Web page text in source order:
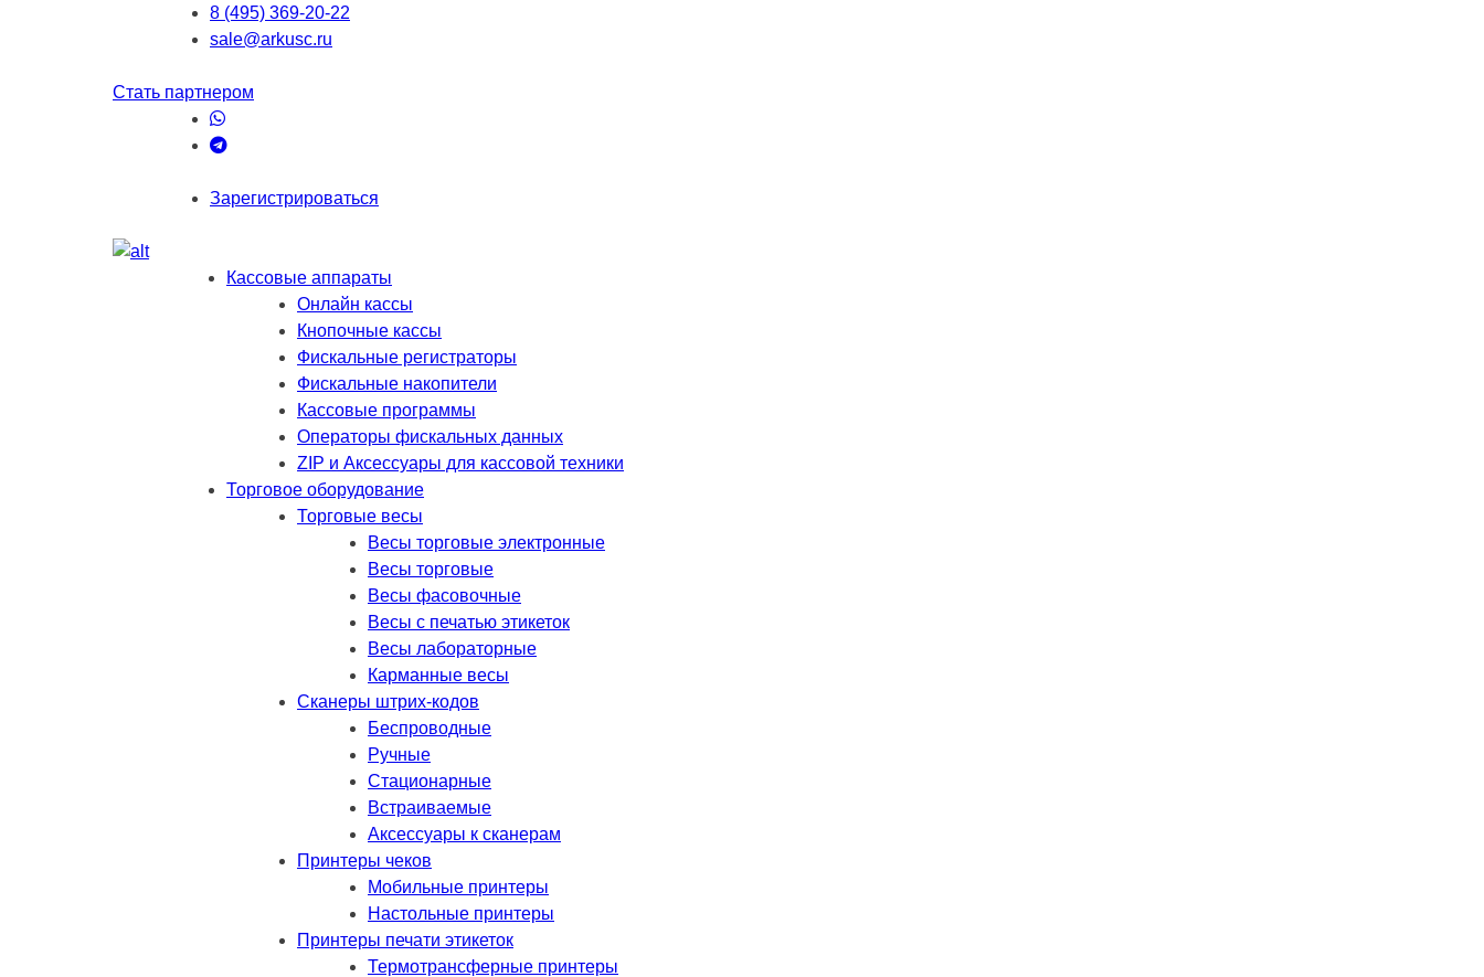
8 (495) 369-20-22
sale@arkusc.ru
Стать партнером
Зарегистрироваться
Кассовые аппараты
Онлайн кассы
Кнопочные кассы
Фискальные регистраторы
Фискальные накопители
Кассовые программы
Операторы фискальных данных
ZIP и Аксессуары для кассовой техники
Торговое оборудование
Торговые весы
Весы торговые электронные
Весы торговые
Весы фасовочные
Весы с печатью этикеток
Весы лабораторные
Карманные весы
Сканеры штрих-кодов
Беспроводные
Ручные
Стационарные
Встраиваемые
Аксессуары к сканерам
Принтеры чеков
Мобильные принтеры
Настольные принтеры
Принтеры печати этикеток
Термотрансферные принтеры